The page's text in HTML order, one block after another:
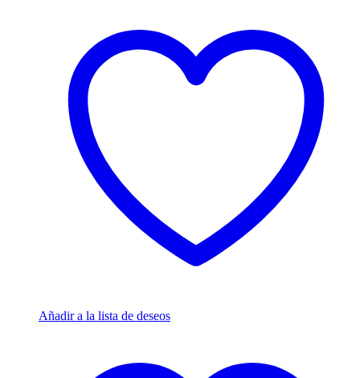
Añadir a la lista de deseos